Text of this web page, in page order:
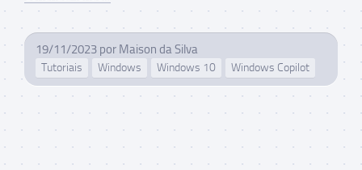
19/11/2023 por Maison da Silva
Tutoriais Windows Windows 10 Windows Copilot